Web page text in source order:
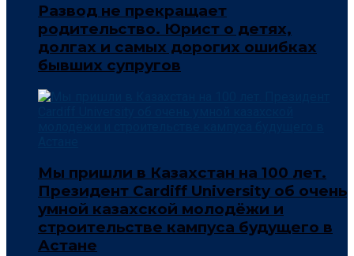
Развод не прекращает
родительство. Юрист о детях,
долгах и самых дорогих ошибках
бывших супругов
Мы пришли в Казахстан на 100 лет.
Президент Cardiff University об очень
умной казахской молодёжи и
строительстве кампуса будущего в
Астане